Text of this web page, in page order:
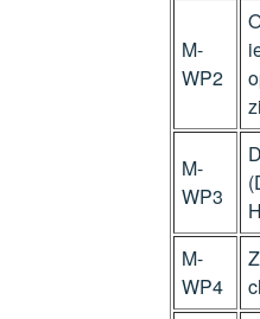
M-
WP2
M-
WP3
M-
WP4